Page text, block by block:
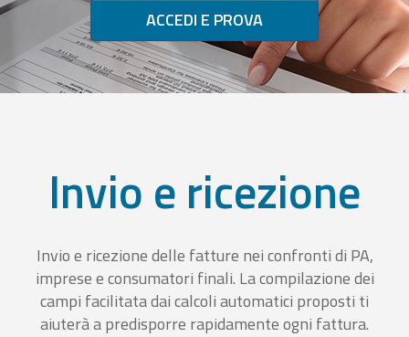
ACCEDI E PROVA
Invio e ricezione
Invio e ricezione delle fatture nei confronti di PA,
imprese e consumatori finali. La compilazione dei
campi facilitata dai calcoli automatici proposti ti
aiuterà a predisporre rapidamente ogni fattura.